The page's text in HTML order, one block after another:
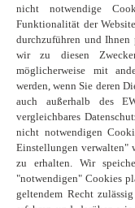
nicht notwendige
Funktionalität der
durchzuführen und Ihnen
wir zu diesen
möglicherweise mit
werden, wenn Sie deren
auch außerhalb des
vergleichbares
nicht notwendigen
Einstellungen verwalten"
zu erhalten. Wir
"notwendigen" Cookies
geltendem Recht